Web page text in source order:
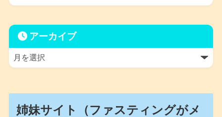
アーカイブ
姉妹サイト（ファスティングがメ